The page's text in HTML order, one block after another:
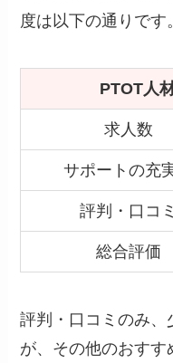
度は以下の通りです
PTOT人
求人数
サポートの充
評判・口コミ
総合評価
評判・口コミのみ、
が、その他のおすす